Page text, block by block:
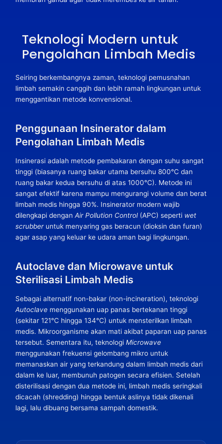
Teknologi Modern untuk
Pengolahan Limbah Medis
Seiring berkembangnya zaman, teknologi pemusnahan
limbah semakin canggih dan lebih ramah lingkungan untuk
menggantikan metode konvensional.
Penggunaan Insinerator dalam
Pengolahan Limbah Medis
Insinerasi adalah metode pembakaran dengan suhu sangat
tinggi (biasanya ruang bakar utama bersuhu 800°C dan
ruang bakar kedua bersuhu di atas 1000°C). Metode ini
sangat efektif karena mampu mengurangi volume dan berat
limbah medis hingga 90%. Insinerator modern wajib
dilengkapi dengan Air Pollution Control(APC) seperti wet
scrubberuntuk menyaring gas beracun (dioksin dan furan)
agar asap yang keluar ke udara aman bagi lingkungan.
Autoclave dan Microwave untuk
Sterilisasi Limbah Medis
Sebagai alternatif non-bakar (non-incineration), teknologi
Autoclavemenggunakan uap panas bertekanan tinggi
(sekitar 121°C hingga 134°C) untuk mensterilkan limbah
medis. Mikroorganisme akan mati akibat paparan uap panas
tersebut. Sementara itu, teknologi Microwave
menggunakan frekuensi gelombang mikro untuk
memanaskan air yang terkandung dalam limbah medis dari
dalam ke luar, membunuh patogen secara efisien. Setelah
disterilisasi dengan dua metode ini, limbah medis seringkali
dicacah (shredding) hingga bentuk aslinya tidak dikenali
lagi, lalu dibuang bersama sampah domestik.